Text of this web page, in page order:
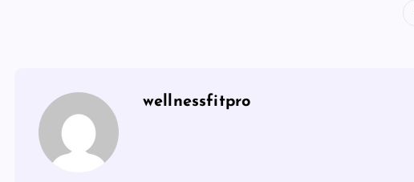
wellnessfitpro